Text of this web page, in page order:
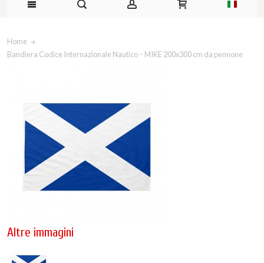
Home
Bandiera Codice Internazionale Nautico – MIKE 200x300 cm da pennone
Altre immagini